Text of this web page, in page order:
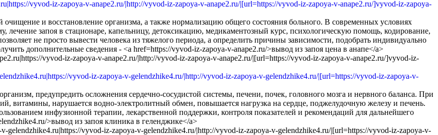
и восстановление организма, а также нормализацию общего состояния больного. В современных условиях
лечение запоя в стационаре, капельницу, детоксикацию, медикаментозный курс, психологическую помощь, кодирование,
не просто вывести человека из тяжелого периода, а определить причины зависимости, подобрать индивидуально
дополнительные сведения - <a href=https://vyvod-iz-zapoya-v-anape2.ru/>вывод из запоя цена в анапе</a>
vyvod-iz-zapoya-v-anape2.ru/|http://vyvod-iz-zapoya-v-anape2.ru/|[url=https://vyvod-iz-zapoya-v-anape2.ru/]vyvod-iz-
предупредить осложнения сердечно-сосудистой системы, печени, почек, головного мозга и нервного баланса. При
витамины, нарушается водно-электролитный обмен, повышается нагрузка на сердце, поджелудочную железу и печень.
инфузионной терапии, лекарственной поддержки, контроля показателей и рекомендаций для дальнейшего
>вывод из запоя клиника в геленджике</a>
vyvod-iz-zapoya-v-gelendzhike4.ru/|http://vyvod-iz-zapoya-v-gelendzhike4.ru/|[url=https://vyvod-iz-zapoya-v-